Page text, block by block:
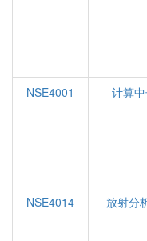
NSE4001
计算
NSE4014
放射分